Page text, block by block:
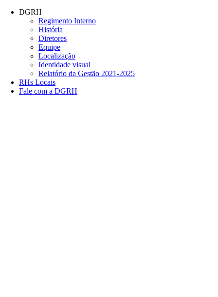
Conteúdo principal
DGRH
Regimento Interno
História
Diretores
Equipe
Localização
Identidade visual
Relatório da Gestão 2021-2025
RHs Locais
Fale com a DGRH